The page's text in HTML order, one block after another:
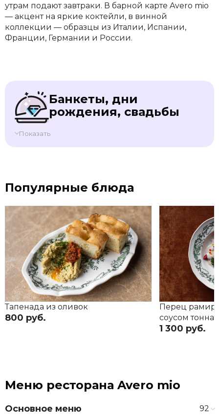
утрам подают завтраки. В барной карте Avero mio
— акцент на яркие коктейли, в винной
коллекции — образцы из Италии, Испании,
Франции, Германии и России.
Банкеты, дни
рождения, свадьбы
Показать
Популярные блюда
Тапенада из оливок
800 руб.
Перец
соусом
1 300 руб.
Меню ресторана Avero mio
Основное меню 92